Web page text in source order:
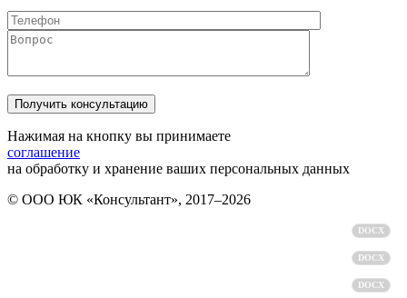
Нажимая на кнопку вы принимаете
соглашение
на обработку и хранение ваших персональных данных
© ООО ЮК «Консультант», 2017–2026
DOCX
DOCX
DOCX